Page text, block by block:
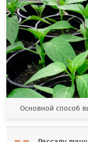
Основной способ